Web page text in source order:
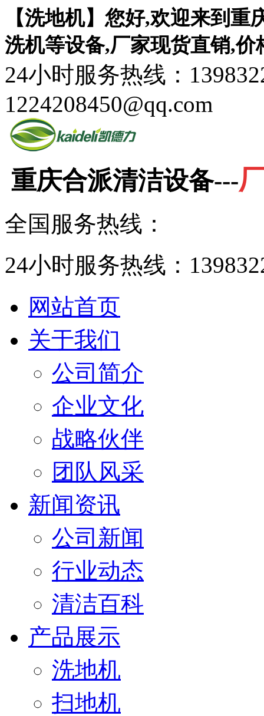
【洗地机】您好,欢迎来到
洗机等设备,厂家现货直销,
24小时服务热线：
1224208450@qq.com
重庆合派清洁设备---
全国服务热线：
24小时服务热线：
网站首页
关于我们
公司简介
企业文化
战略伙伴
团队风采
新闻资讯
公司新闻
行业动态
清洁百科
产品展示
洗地机
扫地机